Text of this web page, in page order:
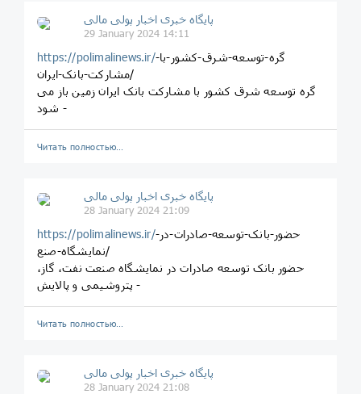
پایگاه خبری اخبار پولی مالی
29 January 2024 14:11
https://polimalinews.ir/گره-توسعه-شرق-کشور-با-
مشارکت-بانک-ایران/
گره توسعه شرق کشور با مشارکت بانک ایران زمین باز می
شود -
Читать полностью…
پایگاه خبری اخبار پولی مالی
28 January 2024 21:09
https://polimalinews.ir/حضور-بانک-توسعه-صادرات-در-
نمایشگاه-صنع/
حضور بانک توسعه صادرات در نمایشگاه صنعت نفت، گاز،
پتروشیمی و پالایش -
Читать полностью…
پایگاه خبری اخبار پولی مالی
28 January 2024 21:08